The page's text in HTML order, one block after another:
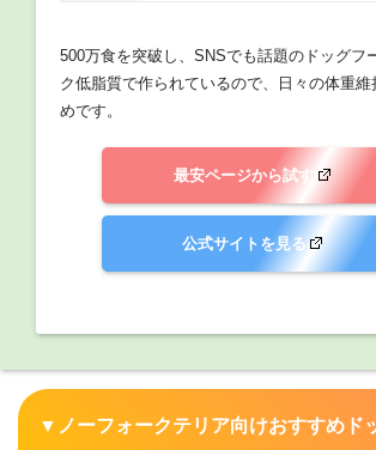
500万食を突破し、SNSでも話題のドッグフ
ク低脂質で作られているので、日々の体重維
めです。
最安ページから試す
公式サイトを見る
▼ノーフォークテリア向けおすすめド